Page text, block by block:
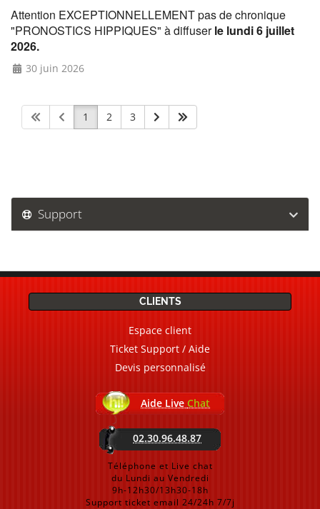
Attention EXCEPTIONNELLEMENT pas de chronique
"PRONOSTICS HIPPIQUES" à diffuserle lundi 6 juillet
2026.
30 juin 2026
1 2 3
Support
CLIENTS
Espace client
Ticket Support / Aide
Devis personnalisé
Aide Live Chat
02.30.96.48.87
Téléphone et Live chat
du Lundi au Vendredi
9h-12h30/13h30-18h
Support ticket email 24/24h 7/7j